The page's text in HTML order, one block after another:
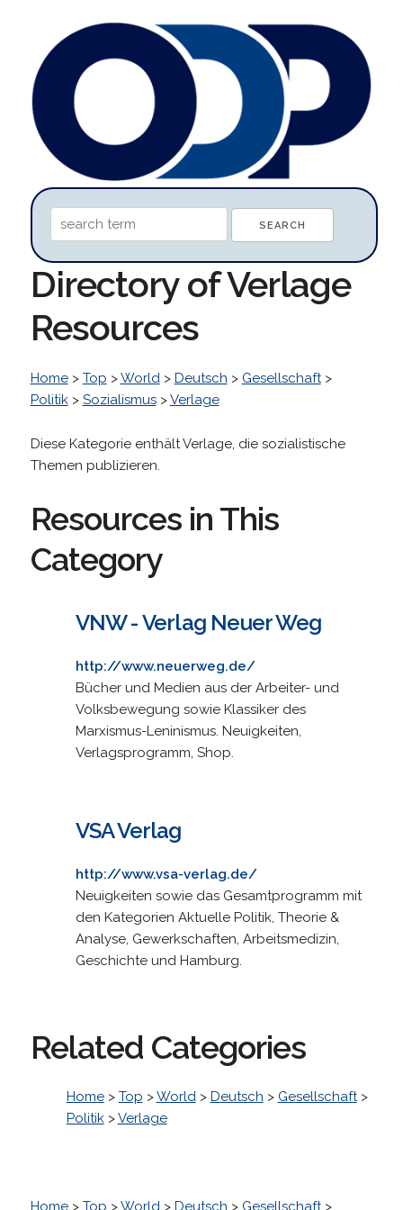
Directory of Verlage
Resources
Home> Top >World> Deutsch > Gesellschaft>
Politik> Sozialismus>Verlage
Diese Kategorie enthält Verlage, die sozialistische
Themen publizieren.
Resources in This
Category
VNW - Verlag Neuer Weg
http://www.neuerweg.de/
Bücher und Medien aus der Arbeiter- und
Volksbewegung sowie Klassiker des
Marxismus-Leninismus. Neuigkeiten,
Verlagsprogramm, Shop.
VSA Verlag
http://www.vsa-verlag.de/
Neuigkeiten sowie das Gesamtprogramm mit
den Kategorien Aktuelle Politik, Theorie &
Analyse, Gewerkschaften, Arbeitsmedizin,
Geschichte und Hamburg.
Related Categories
Home> Top >World> Deutsch > Gesellschaft>
Politik>Verlage
Home> Top >World > Deutsch > Gesellschaft>